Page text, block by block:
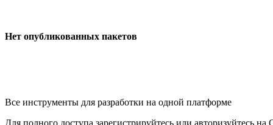
Нет опубликованных пакетов
Все инструменты для разработки на одной платформе
Для полного доступа зарегистрируйтесь или авторизуйтесь на